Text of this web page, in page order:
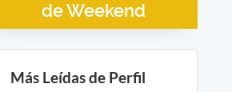
de Weekend
Más Leídas de Perfil